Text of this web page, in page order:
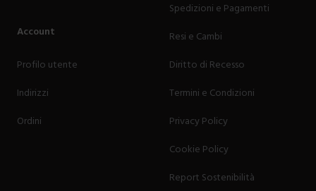
Account
Profilo utente
Indirizzi
Ordini
Spedizioni e Pagamenti
Resi e Cambi
Diritto di Recesso
Termini e Condizioni
Privacy Policy
Cookie Policy
Report Sostenibilità